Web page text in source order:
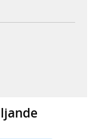
webbplats,
webbplats,